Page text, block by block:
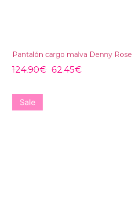
Pantalón cargo malva Denny Rose
124.90€ 62.45€
Sale